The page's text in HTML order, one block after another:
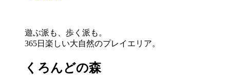
遊ぶ派も、歩く派も。
365日楽しい大自然のプレイエリア。
くろんどの森